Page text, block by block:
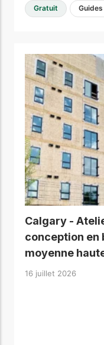
Gratuit
Calgary -
conception en
moyenne
16 juillet 2026